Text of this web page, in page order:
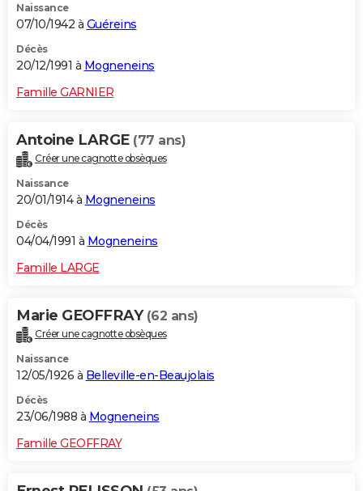
Naissance
07/10/1942 à Guéreins
Décès
20/12/1991 à Mogneneins
Famille GARNIER
Antoine LARGE (77 ans)
Créer une cagnotte obsèques
Naissance
20/01/1914 à Mogneneins
Décès
04/04/1991 à Mogneneins
Famille LARGE
Marie GEOFFRAY (62 ans)
Créer une cagnotte obsèques
Naissance
12/05/1926 à Belleville-en-Beaujolais
Décès
23/06/1988 à Mogneneins
Famille GEOFFRAY